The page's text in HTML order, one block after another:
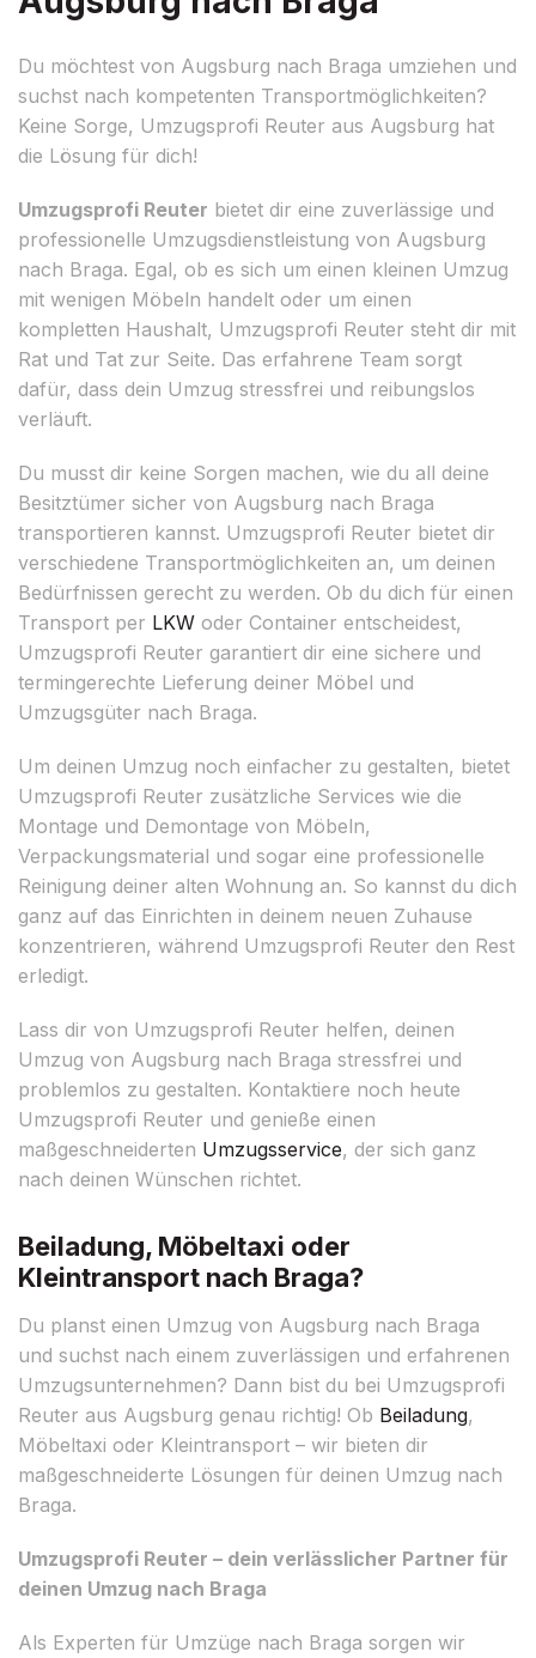
Du möchtest von Augsburg nach Braga umziehen und
suchst nach kompetenten Transportmöglichkeiten?
Keine Sorge, Umzugsprofi Reuter aus Augsburg hat
die Lösung für dich!
Umzugsprofi Reuter bietet dir eine zuverlässige und
professionelle Umzugsdienstleistung von Augsburg
nach Braga. Egal, ob es sich um einen kleinen Umzug
mit wenigen Möbeln handelt oder um einen
kompletten Haushalt, Umzugsprofi Reuter steht dir mit
Rat und Tat zur Seite. Das erfahrene Team sorgt
dafür, dass dein Umzug stressfrei und reibungslos
verläuft.
Du musst dir keine Sorgen machen, wie du all deine
Besitztümer sicher von Augsburg nach Braga
transportieren kannst. Umzugsprofi Reuter bietet dir
verschiedene Transportmöglichkeiten an, um deinen
Bedürfnissen gerecht zu werden. Ob du dich für einen
Transport per LKW oder Container entscheidest,
Umzugsprofi Reuter garantiert dir eine sichere und
termingerechte Lieferung deiner Möbel und
Umzugsgüter nach Braga.
Um deinen Umzug noch einfacher zu gestalten, bietet
Umzugsprofi Reuter zusätzliche Services wie die
Montage und Demontage von Möbeln,
Verpackungsmaterial und sogar eine professionelle
Reinigung deiner alten Wohnung an. So kannst du dich
ganz auf das Einrichten in deinem neuen Zuhause
konzentrieren, während Umzugsprofi Reuter den Rest
erledigt.
Lass dir von Umzugsprofi Reuter helfen, deinen
Umzug von Augsburg nach Braga stressfrei und
problemlos zu gestalten. Kontaktiere noch heute
Umzugsprofi Reuter und genieße einen
maßgeschneiderten Umzugsservice, der sich ganz
nach deinen Wünschen richtet.
Beiladung, Möbeltaxi oder
Kleintransport nach Braga?
Du planst einen Umzug von Augsburg nach Braga
und suchst nach einem zuverlässigen und erfahrenen
Umzugsunternehmen? Dann bist du bei Umzugsprofi
Reuter aus Augsburg genau richtig! Ob Beiladung,
Möbeltaxi oder Kleintransport – wir bieten dir
maßgeschneiderte Lösungen für deinen Umzug nach
Braga.
Umzugsprofi Reuter – dein verlässlicher Partner für
deinen Umzug nach Braga
Als Experten für Umzüge nach Braga sorgen wir